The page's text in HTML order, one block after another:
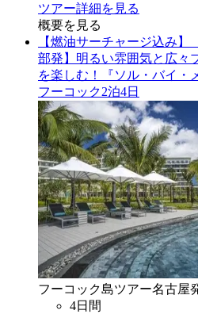
ツアー詳細を見る
概要を見る
【燃油サーチャージ込み
部発】明るい雰囲気と広々
を楽しむ！『ソル・バイ・
フーコック2泊4日
フーコック島ツアー名古屋
4日間